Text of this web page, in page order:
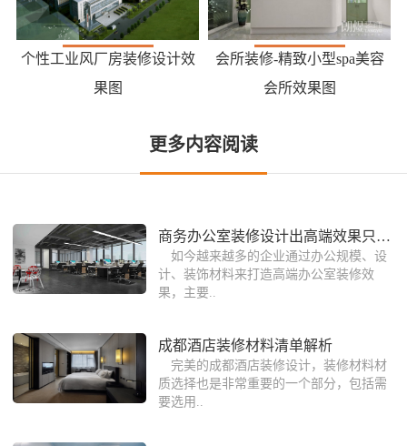
个性工业风厂房装修设计效
果图
会所装修-精致小型spa美容
会所效果图
更多内容阅读
商务办公室装修设计出高端效果只需懂这
如今越来越多的企业通过办公规模、设
计、装饰材料来打造高端办公室装修效
果，主要..
成都酒店装修材料清单解析
完美的成都酒店装修设计，装修材料材
质选择也是非常重要的一个部分，包括需
要选用..